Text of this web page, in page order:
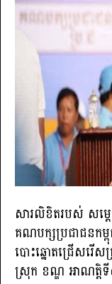
សារលិខិតរបស់ សម្ត
គណបក្សប្រជាជនកម្
បោះឆ្នោតជ្រើសរើសក្
ស្រុក ខណ្ឌ អាណត្តិ